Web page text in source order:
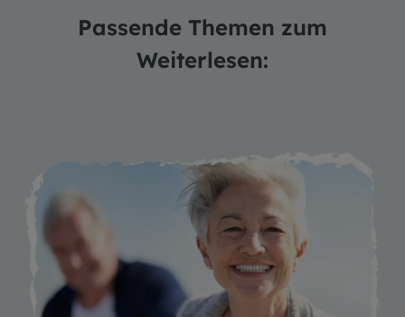
Passende Themen zum
Weiterlesen: